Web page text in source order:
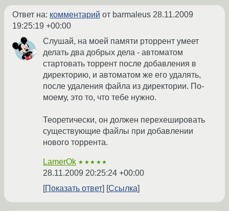
Ответ на: комментарий от barmaleus 28.11.2009
19:25:19 +00:00
Слушай, на моей памяти рторрент умеет
делать два добрых дела - автоматом
стартовать торрент после добавления в
директорию, и автоматом же его удалять,
после удаления файла из директории. По-
моему, это то, что тебе нужно.
Теоретически, он должен перехешировать
существующие файлы при добавлении
нового торрента.
LamerOk ★★★★★
28.11.2009 20:25:24 +00:00
Показать ответ
Ссылка